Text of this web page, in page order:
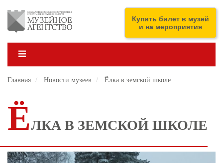
основному
содержанию
ENG
Купить билет в музей
и на мероприятия
Главная Новости музеев Ёлка в земской школе
ЁЛКА В ЗЕМСКОЙ ШКОЛЕ